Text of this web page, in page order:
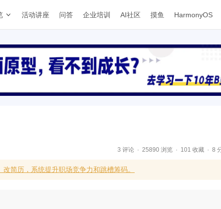
活动讲座 问答 企业培训 AI社区 摸鱼 HarmonyOS
3 评论 25890 浏览 101 收藏 8
简历，系统提升职场竞争力和跳槽筹码。